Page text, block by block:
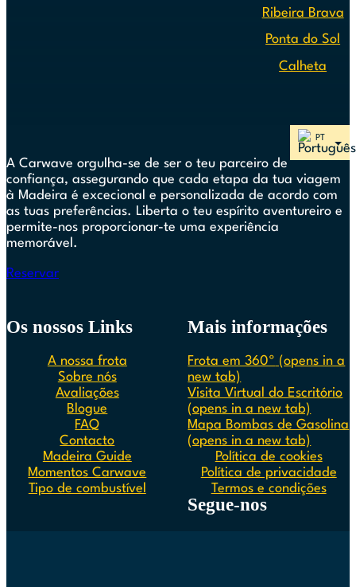
Ribeira Brava
Ponta do Sol
Calheta
A Carwave orgulha-se de ser o teu parceiro de
confiança, assegurando que cada etapa da tua viagem
à Madeira é excecional e personalizada de acordo com
as tuas preferências. Liberta o teu espírito aventureiro e
permite-nos proporcionar-te uma experiência
memorável.
Reservar
Os nossos Links
A nossa frota
Sobre nós
Avaliações
Blogue
FAQ
Contacto
Madeira Guide
Momentos Carwave
Tipo de combustível
Mais informações
Frota em 360º (opens in a
new tab)
Visita Virtual do Escritório
(opens in a new tab)
Mapa Bombas de Gasolina
(opens in a new tab)
Política de cookies
Política de privacidade
Termos e condições
Segue-nos